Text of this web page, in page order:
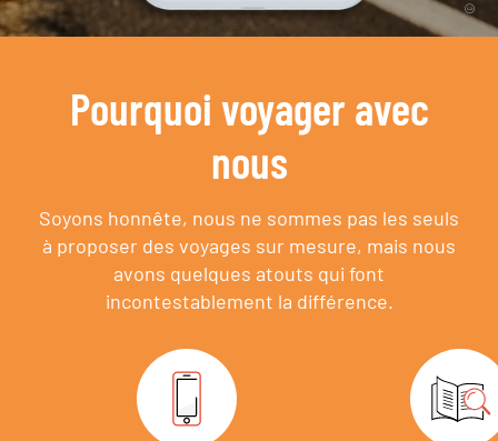
Pourquoi voyager avec
nous
Soyons honnête, nous ne sommes pas les seuls
à proposer des voyages sur mesure, mais nous
avons quelques atouts qui font
incontestablement la différence.